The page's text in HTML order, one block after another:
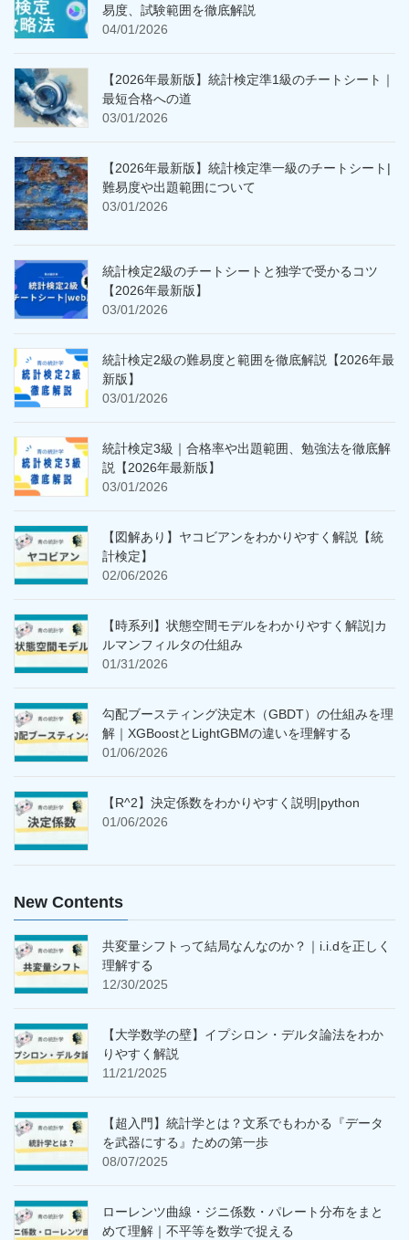
易度、試験範囲を徹底解説
04/01/2026
【2026年最新版】統計検定準1級のチートシート｜
最短合格への道
03/01/2026
【2026年最新版】統計検定準一級のチートシート|
難易度や出題範囲について
03/01/2026
統計検定2級のチートシートと独学で受かるコツ
【2026年最新版】
03/01/2026
統計検定2級の難易度と範囲を徹底解説【2026年最
新版】
03/01/2026
統計検定3級｜合格率や出題範囲、勉強法を徹底解
説【2026年最新版】
03/01/2026
【図解あり】ヤコビアンをわかりやすく解説【統
計検定】
02/06/2026
【時系列】状態空間モデルをわかりやすく解説|カ
ルマンフィルタの仕組み
01/31/2026
勾配ブースティング決定木（GBDT）の仕組みを理
解｜XGBoostとLightGBMの違いを理解する
01/06/2026
【R^2】決定係数をわかりやすく説明|python
01/06/2026
New Contents
共変量シフトって結局なんなのか？｜i.i.dを正しく
理解する
12/30/2025
【大学数学の壁】イプシロン・デルタ論法をわか
りやすく解説
11/21/2025
【超入門】統計学とは？文系でもわかる『データ
を武器にする』ための第一歩
08/07/2025
ローレンツ曲線・ジニ係数・パレート分布をまと
めて理解｜不平等を数学で捉える